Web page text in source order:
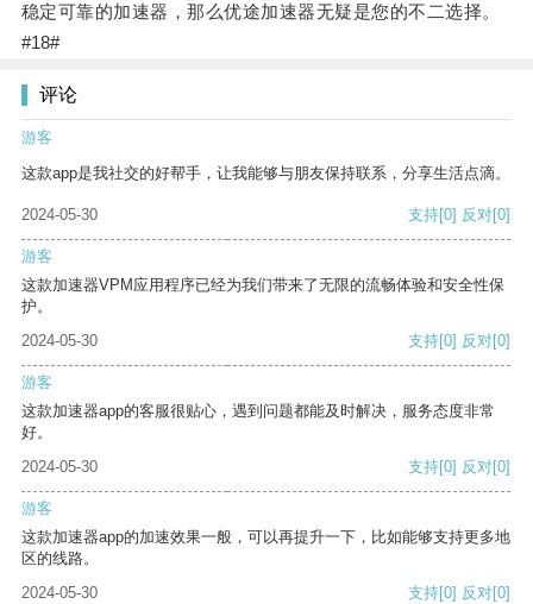
稳定可靠的加速器，那么优途加速器无疑是您的不二选择。
#18#
评论
游客
这款app是我社交的好帮手，让我能够与朋友保持联系，分享生活点滴。
2024-05-30 支持[0] 反对[0]
游客
这款加速器VPM应用程序已经为我们带来了无限的流畅体验和安全性保
护。
2024-05-30
支持[0] 反对[0]
游客
这款加速器app的客服很贴心，遇到问题都能及时解决，服务态度非常
好。
2024-05-30
支持[0] 反对[0]
游客
这款加速器app的加速效果一般，可以再提升一下，比如能够支持更多地
区的线路。
2024-05-30
支持[0] 反对[0]